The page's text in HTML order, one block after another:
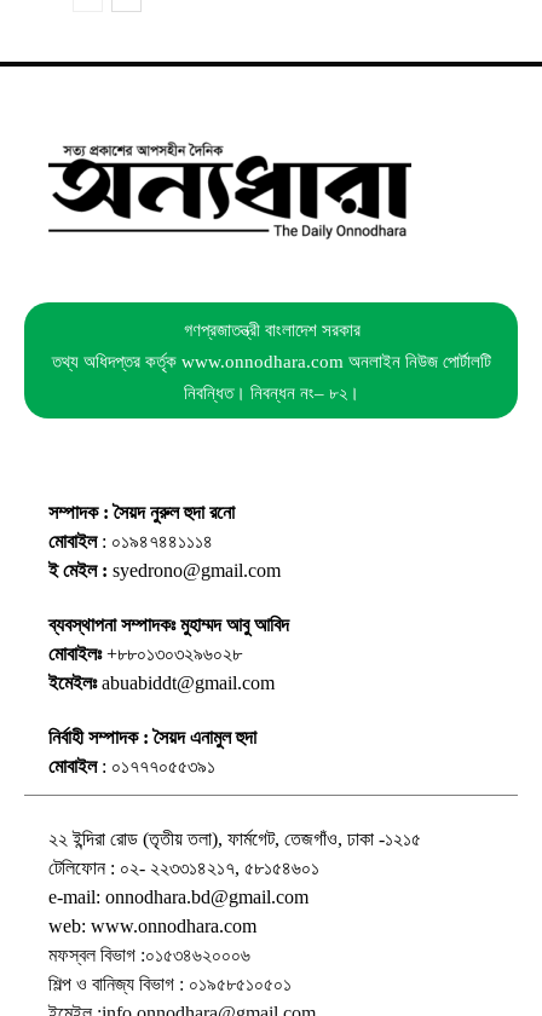
গণপ্রজাতন্ত্রী বাংলাদেশ সরকার
তথ্য অধিদপ্তর কর্তৃক www.onnodhara.com অনলাইন নিউজ পোর্টালটি
নিবন্ধিত। নিবন্ধন নং– ৮২।
সম্পাদক : সৈয়দ নুরুল হুদা রনো
মোবাইল: ০১৯৪৭৪৪১১১৪
ই মেইল : syedrono@gmail.com
ব্যবস্থাপনা সম্পাদকঃ মুহাম্মদ আবু আবিদ
মোবাইলঃ+৮৮০১৩০৩২৯৬০২৮
ইমেইলঃabuabiddt@gmail.com
নির্বাহী সম্পাদক : সৈয়দ এনামুল হুদা
মোবাইল: ০১৭৭৭০৫৫৩৯১
২২ ইন্দিরা রোড (তৃতীয় তলা), ফার্মগেট, তেজগাঁও, ঢাকা -১২১৫
টেলিফোন : ০২- ২২৩৩১৪২১৭, ৫৮১৫৪৬০১
e-mail: onnodhara.bd@gmail.com
web: www.onnodhara.com
মফস্বল বিভাগ :০১৫৩৪৬২০০০৬
শিল্প ও বানিজ্য বিভাগ : ০১৯৫৮৫১০৫০১